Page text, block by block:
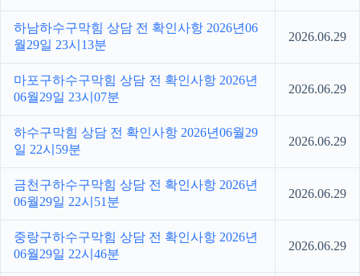
하남하수구막힘 상담 전 확인사항 2026년06
월29일 23시13분
2026.06.29
마포구하수구막힘 상담 전 확인사항 2026년
06월29일 23시07분
2026.06.29
하수구막힘 상담 전 확인사항 2026년06월29
일 22시59분
2026.06.29
금천구하수구막힘 상담 전 확인사항 2026년
06월29일 22시51분
2026.06.29
중랑구하수구막힘 상담 전 확인사항 2026년
06월29일 22시46분
2026.06.29